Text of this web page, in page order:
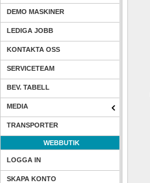
DEMO MASKINER
LEDIGA JOBB
KONTAKTA OSS
SERVICETEAM
BEV. TABELL
MEDIA
TRANSPORTER
WEBBUTIK
LOGGA IN
SKAPA KONTO